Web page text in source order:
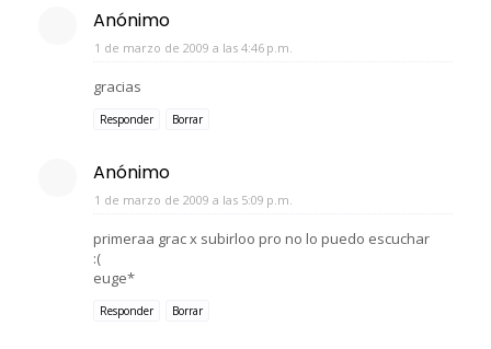
Anónimo
1 de marzo de 2009 a las 4:46 p.m.
gracias
Responder Borrar
Anónimo
1 de marzo de 2009 a las 5:09 p.m.
primeraa grac x subirloo pro no lo puedo escuchar
:(
euge*
Responder Borrar